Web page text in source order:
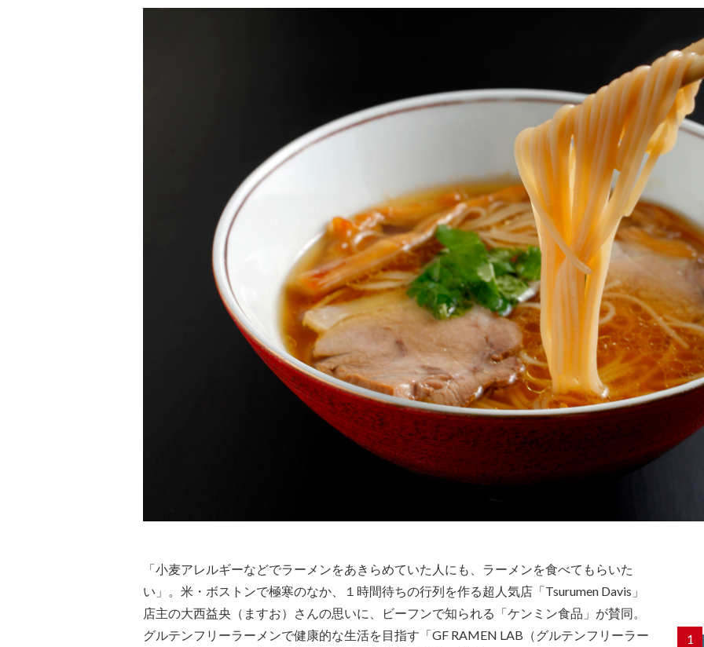
「小麦アレルギーなどでラーメンをあきらめていた人にも、ラーメンを食べてもらいた
い」。米・ボストンで極寒のなか、１時間待ちの行列を作る超人気店「Tsurumen Davis」
店主の大西益央（ますお）さんの思いに、ビーフンで知られる「ケンミン食品」が賛同。
グルテンフリーラーメンで健康的な生活を目指す「GF RAMEN LAB（グルテンフリーラー
1